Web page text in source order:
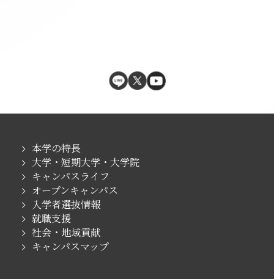
本学の特長
大学・短期大学・大学院
キャンパスライフ
オープンキャンパス
入学者選抜情報
就職支援
社会・地域貢献
キャンパスマップ